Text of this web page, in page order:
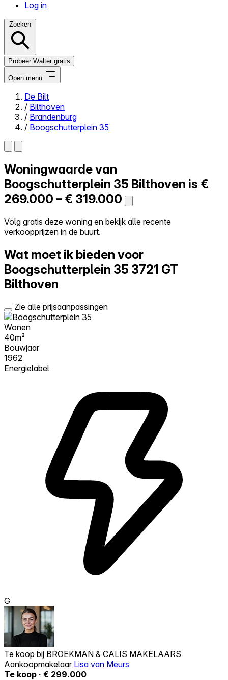
Log in
Zoeken
Probeer Walter gratis
Open menu
Close menu
Zelf kopen
Alles-in-één
Reviews
Prijzen
Log in
Probeer Walter gratis
De Bilt
/ Bilthoven
/ Brandenburg
/ Boogschutterplein 35
Woningwaarde van
Boogschutterplein 35 Bilthoven is €
269.000 – € 319.000
Volg gratis deze woning en bekijk alle recente
verkoopprijzen in de buurt.
Wat moet ik bieden voor
Boogschutterplein 35 3721 GT
Bilthoven
Zie alle prijsaanpassingen
Wonen
40m²
Bouwjaar
1962
Energielabel
G
Te koop bij BROEKMAN & CALIS MAKELAARS
Aankoopmakelaar Lisa van Meurs
Te koop · € 299.000